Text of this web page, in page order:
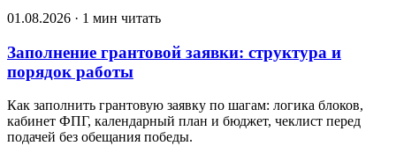
01.08.2026 · 1 мин читать
Заполнение грантовой заявки: структура и
порядок работы
Как заполнить грантовую заявку по шагам: логика блоков,
кабинет ФПГ, календарный план и бюджет, чеклист перед
подачей без обещания победы.